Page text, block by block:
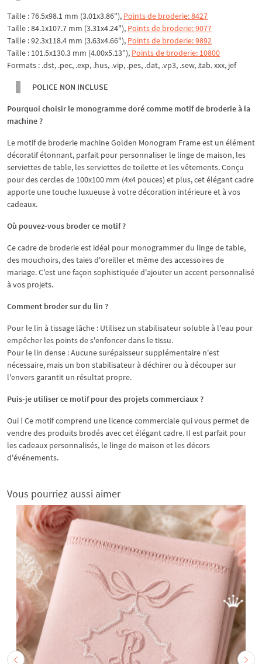
Taille : 76.5x98.1 mm (3.01x3.86"), Points de broderie: 8427
Taille : 84.1x107.7 mm (3.31x4.24"), Points de broderie: 9077
Taille : 92.3x118.4 mm (3.63x4.66"), Points de broderie: 9892
Taille : 101.5x130.3 mm (4.00x5.13"), Points de broderie: 10800
Formats : .dst, .pec, .exp, .hus, .vip, .pes, .dat, .vp3, .sew, .tab. xxx, jef
POLICE NON INCLUSE
Pourquoi choisir le monogramme doré comme motif de broderie à la
machine ?
Le motif de broderie machine Golden Monogram Frame est un élément
décoratif étonnant, parfait pour personnaliser le linge de maison, les
serviettes de table, les serviettes de toilette et les vêtements. Conçu
pour des cercles de 100x100 mm (4x4 pouces) et plus, cet élégant cadre
apporte une touche luxueuse à votre décoration intérieure et à vos
cadeaux.
Où pouvez-vous broder ce motif ?
Ce cadre de broderie est idéal pour monogrammer du linge de table,
des mouchoirs, des taies d'oreiller et même des accessoires de
mariage. C'est une façon sophistiquée d'ajouter un accent personnalisé
à vos projets.
Comment broder sur du lin ?
Pour le lin à tissage lâche : Utilisez un stabilisateur soluble à l'eau pour
empêcher les points de s'enfoncer dans le tissu.
Pour le lin dense : Aucune surépaisseur supplémentaire n'est
nécessaire, mais un bon stabilisateur à déchirer ou à découper sur
l'envers garantit un résultat propre.
Puis-je utiliser ce motif pour des projets commerciaux ?
Oui ! Ce motif comprend une licence commerciale qui vous permet de
vendre des produits brodés avec cet élégant cadre. Il est parfait pour
les cadeaux personnalisés, le linge de maison et les décors
d'événements.
Vous pourriez aussi aimer